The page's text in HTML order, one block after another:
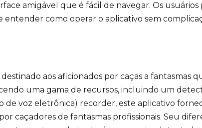
amigável que é fácil de navegar. Os usuários
entender como operar o aplicativo sem
aos aficionados por caças a fantasmas
uma gama de recursos, incluindo um
voz eletrônica) recorder, este aplicativo
caçadores de fantasmas profissionais. Seu